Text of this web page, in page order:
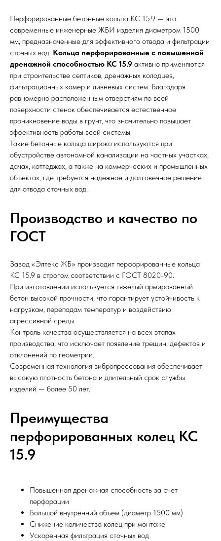
Перфорированные бетонные кольца КС 15.9 — это
современные инженерные ЖБИ изделия диаметром 1500
мм, предназначенные для эффективного отвода и фильтрации
сточных вод. Кольца перфорированные с повышенной
дренажной способностью КС 15.9 активно применяются
при строительстве септиков, дренажных колодцев,
фильтрационных камер и ливневых систем. Благодаря
равномерно расположенным отверстиям по всей
поверхности стенок обеспечивается естественное
проникновение воды в грунт, что значительно повышает
эффективность работы всей системы.
Такие бетонные кольца широко используются при
обустройстве автономной канализации на частных участках,
дачах, коттеджах, а также на коммерческих и промышленных
объектах, где требуется надежное и долговечное решение
для отвода сточных вод.
Производство и качество по
ГОСТ
Завод «Элтекс ЖБ» производит перфорированные кольца
КС 15.9 в строгом соответствии с ГОСТ 8020-90.
При изготовлении используется тяжелый армированный
бетон высокой прочности, что гарантирует устойчивость к
нагрузкам, перепадам температур и воздействию
агрессивной среды.
Контроль качества осуществляется на всех этапах
производства, что исключает появление трещин, дефектов и
отклонений по геометрии.
Современная технология вибропрессования обеспечивает
высокую плотность бетона и длительный срок службы
изделий — более 50 лет.
Преимущества
перфорированных колец КС
15.9
Повышенная дренажная способность за счет
перфорации
Большой внутренний объем (диаметр 1500 мм)
Снижение количества колец при монтаже
Ускоренная фильтрация сточных вод